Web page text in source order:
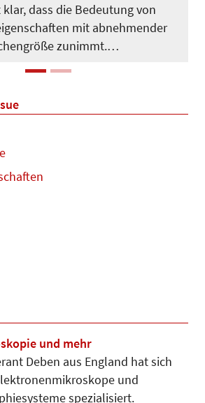
dass die Bedeu­tung von
mit abnehmender
zunimmt.…
und mehr
Deben aus England hat sich
und
spezialisiert.